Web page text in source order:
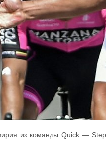
из команды Quick — Step